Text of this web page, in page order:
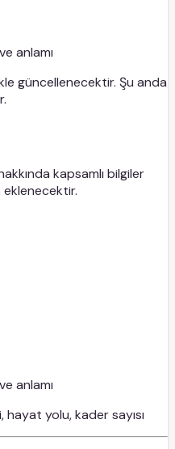
anlamı
güncellenecektir. Şu anda
kapsamlı bilgiler
eklenecektir.
anlamı
hayat yolu, kader sayısı